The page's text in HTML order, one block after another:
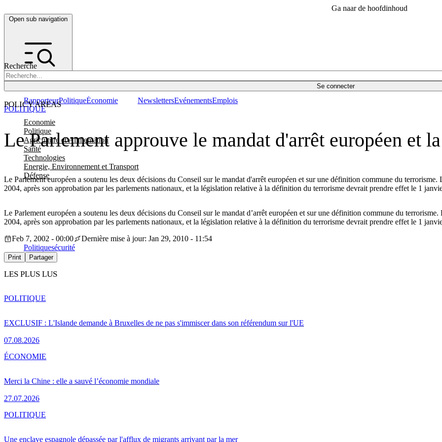
Ga naar de hoofdinhoud
Open sub navigation
Recherche
Se connecter
POLICY AREAS
Economie
Politique
Agriculture et Alimentation
Santé
Technologies
Energie, Environnement et Transport
Défense
RapporteurPolitiqueÉconomie NewslettersEvénementsEmplois
Le Parlement approuve le mandat d'arrêt européen et
Le Parlement européen a soutenu les deux décisions du Conseil sur le mandat d'arrêt européen et sur une définition commune du
2004, après son approbation par les parlements nationaux, et la législation relative à la définition du terrorisme devrait prendre effet le 1
POLITIQUE
Le Parlement européen a soutenu les deux décisions du Conseil sur le mandat d’arrêt européen et sur une définition commune du
2004, après son approbation par les parlements nationaux, et la législation relative à la définition du terrorisme devrait prendre effet le 1
Feb 7, 2002 - 00:00
Dernière mise à jour: Jan 29, 2010 - 11:54
Politiquesécurité
Print Partager
LES PLUS LUS
EXCLUSIF : L'Islande demande à Bruxelles de ne pas s'immiscer dans son référendum sur l'UE
07.08.2026
POLITIQUE
Merci la Chine : elle a sauvé l’économie mondiale
27.07.2026
ÉCONOMIE
Une enclave espagnole dépassée par l'afflux de migrants arrivant par la mer
POLITIQUE